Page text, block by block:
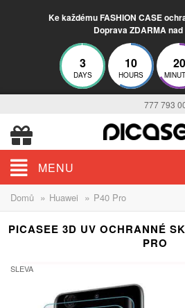
Ke každému FASHION CASE
Doprava ZDARMA
3
DAYS
10
HOURS
20
777 793
MENU
Domů » Huawei » P40 Pro
PICASEE 3D UV OCHRANNÉ
PRO
SLEVA